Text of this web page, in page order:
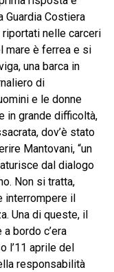
Guardia Costiera
riportati nelle carceri
mare è ferrea e si
una barca in
di
e le donne
in grande difficoltà,
dov’è stato
Mantovani, “un
dal dialogo
Non si tratta,
interrompere il
Una di queste, il
bordo c’era
l’11 aprile del
responsabilità